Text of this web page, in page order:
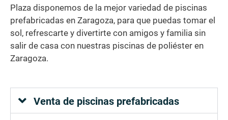
Plaza disponemos de la mejor variedad de piscinas
prefabricadas en Zaragoza, para que puedas tomar el
sol, refrescarte y divertirte con amigos y familia sin
salir de casa con nuestras piscinas de poliéster en
Zaragoza.
Venta de piscinas prefabricadas